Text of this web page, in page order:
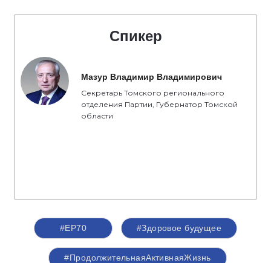
Спикер
Мазур Владимир Владимирович
Секретарь Томского регионального
отделения Партии, Губернатор Томской
области
#ЕР70 #Здоровое будущее
#ПродолжительнаяАктивнаяЖизнь